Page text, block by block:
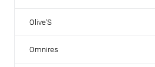
Olive'S
Omnires